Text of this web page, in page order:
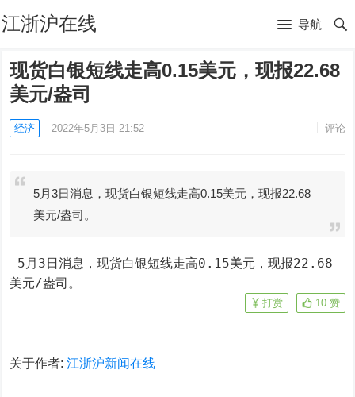
江浙沪在线 导航
现货白银短线走高0.15美元，现报22.68
美元/盎司
经济 2022年5月3日 21:52 评论
5月3日消息，现货白银短线走高0.15美元，现报22.68
美元/盎司。
美元/盎司。
10 赞
打赏
关于作者:江浙沪新闻在线